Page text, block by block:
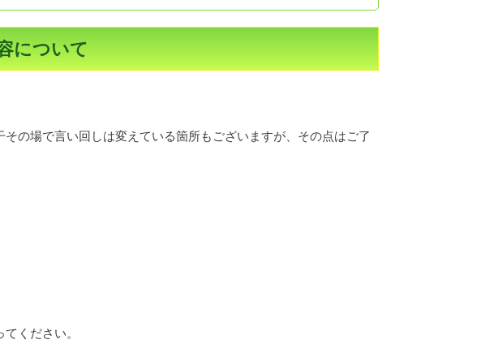
について
の場で言い回しは変えている箇所もございますが、その点はご了
ください。